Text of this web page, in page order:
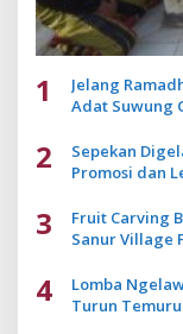
1
Jelang
Adat Suwung
2
Sepekan
Promosi dan
3
Fruit Carving
Sanur Village
4
Lomba
Turun